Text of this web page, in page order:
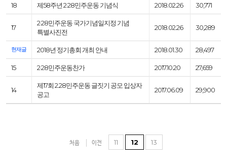
18 제58주년 2·28민주운동 기념식 2018.02.26 30,771
17
2·28민주운동 국가기념일지정 기념
특별사진전
2018.02.26 30,289
현재글 2018년 정기총회 개최 안내 2018.01.30 28,497
15 2·28민주운동찬가 2017.10.20 27,659
14
제17회 2.28민주운동 글짓기 공모 입상자
공고
2017.06.09 29,900
처음 이전 11 12 13